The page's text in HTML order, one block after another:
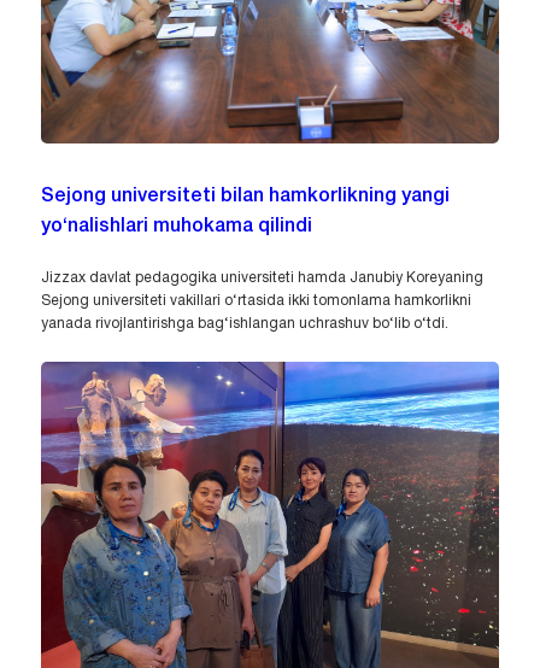
Sejong universiteti bilan hamkorlikning yangi
yo‘nalishlari muhokama qilindi
Jizzax davlat pedagogika universiteti hamda Janubiy Koreyaning
Sejong universiteti vakillari o‘rtasida ikki tomonlama hamkorlikni
yanada rivojlantirishga bag‘ishlangan uchrashuv bo‘lib o‘tdi.